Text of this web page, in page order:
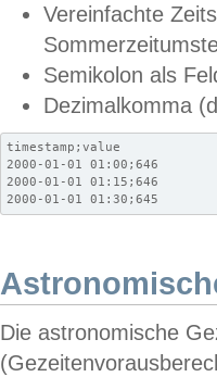
Vereinfachte
Semikolon als
Dezimalkomma
timestamp;value
2000-01-01 01:00;646
2000-01-01 01:15;646
2000-01-01 01:30;645
Die astronomische